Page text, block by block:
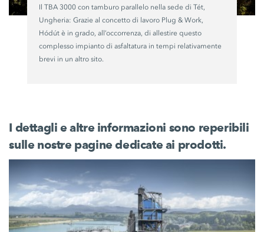
Il TBA 3000 con tamburo parallelo nella sede di Tét,
Ungheria: Grazie al concetto di lavoro Plug & Work,
Hódút è in grado, all’occorrenza, di allestire questo
complesso impianto di asfaltatura in tempi relativamente
brevi in un altro sito.
I dettagli e altre informazioni sono reperibili
sulle nostre pagine dedicate ai prodotti.